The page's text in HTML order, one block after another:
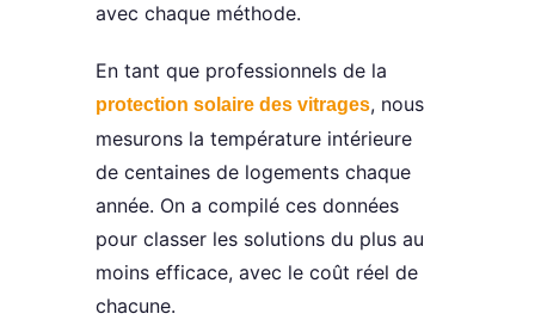
avec chaque méthode.
En tant que professionnels de la
protection solaire des vitrages, nous
mesurons la température intérieure
de centaines de logements chaque
année. On a compilé ces données
pour classer les solutions du plus au
moins efficace, avec le coût réel de
chacune.